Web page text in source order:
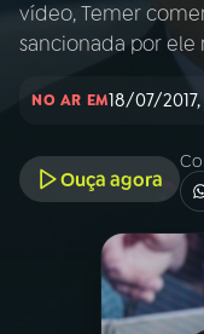
PROGRAMAS
vídeo, Temer
sancionada por ele
NO AR EM18/07/2017,
Ouça agora